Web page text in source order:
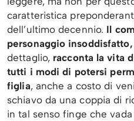
caratteristica
dell’ultimo decennio. Il
personaggio
dettaglio, racconta la vita
tutti i modi di potersi
figlia, anche a costo di
schiavo da una coppia di
in tal senso finge che